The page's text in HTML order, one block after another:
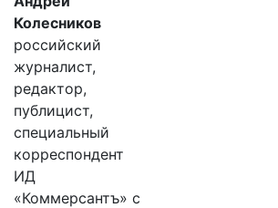
Колесников
российский
журналист,
редактор,
публицист,
специальный
корреспондент
ИД
«Коммерсантъ» с